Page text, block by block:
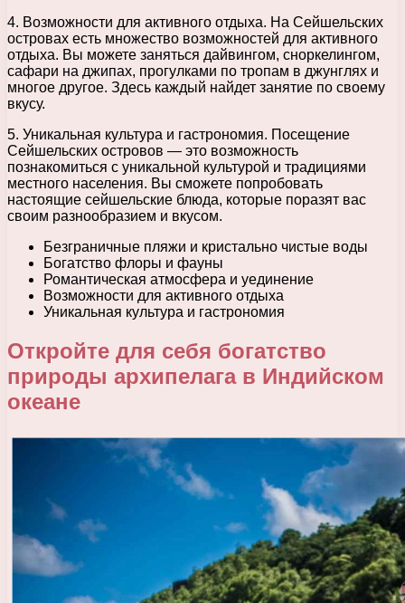
4. Возможности для активного отдыха. На Сейшельских
островах есть множество возможностей для активного
отдыха. Вы можете заняться дайвингом, сноркелингом,
сафари на джипах, прогулками по тропам в джунглях и
многое другое. Здесь каждый найдет занятие по своему
вкусу.
5. Уникальная культура и гастрономия. Посещение
Сейшельских островов — это возможность
познакомиться с уникальной культурой и традициями
местного населения. Вы сможете попробовать
настоящие сейшельские блюда, которые поразят вас
своим разнообразием и вкусом.
Безграничные пляжи и кристально чистые воды
Богатство флоры и фауны
Романтическая атмосфера и уединение
Возможности для активного отдыха
Уникальная культура и гастрономия
Откройте для себя богатство
природы архипелага в Индийском
океане